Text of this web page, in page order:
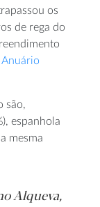
os
de rega do
Anuário
são,
espanhola
mesma
Alqueva,